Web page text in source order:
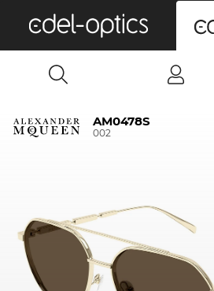
AM0478S
002